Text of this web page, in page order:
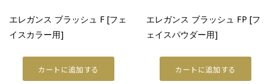
エレガンス ブラッシュ F [フェ
イスカラー用]
カートに追加する
エレガンス ブラッシュ FP [フ
ェイスパウダー用]
カートに追加する